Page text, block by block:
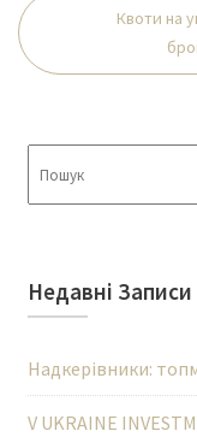
Квоти на
Недавні Записи
Надкерівники:
V UKRAINE